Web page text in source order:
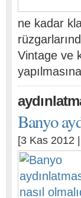
ne kadar
Vintage ve
Banyo
[3 Kas 2012 |